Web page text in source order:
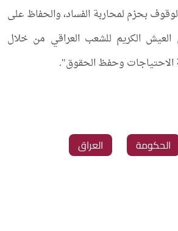
بحزم لمحاربة الفساد، والحفاظ على
العيش الكريم للشعب العراقي من خلال
الاحتياجات وحفظ الحقوق".
‏الحكومة ‏العراق